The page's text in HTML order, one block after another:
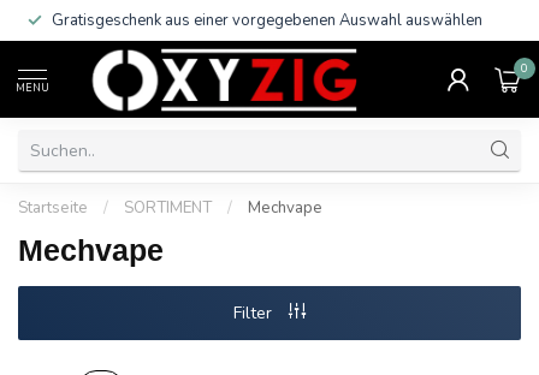
Gratisgeschenk aus einer vorgegebenen Auswahl auswählen
MENU
0
Startseite / SORTIMENT / Mechvape
Mechvape
Filter